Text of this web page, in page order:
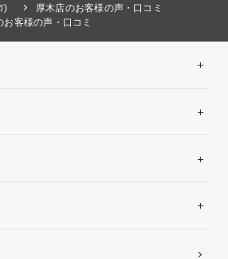
)
厚木店のお客様の声・口コミ
客様の声・口コミ